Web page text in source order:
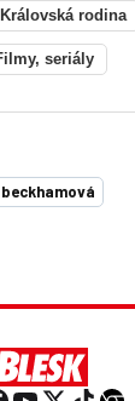
Královská rodina
seriály